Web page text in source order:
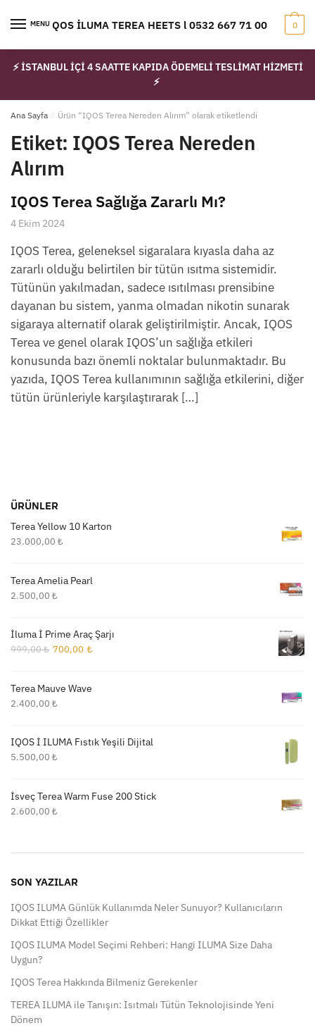
MENUIQOS İLUMA TEREA HEETS l 0532 667 71 00 0
⚡ İSTANBUL İÇİ 4 SAATTE KAPIDA ÖDEMELİ TESLİMAT HİZMETİ
⚡
Ana Sayfa / Ürün “IQOS Terea Nereden Alırım” olarak etiketlendi
Etiket: IQOS Terea Nereden
Alırım
IQOS Terea Sağlığa Zararlı Mı?
4 Ekim 2024
IQOS Terea, geleneksel sigaralara kıyasla daha az
zararlı olduğu belirtilen bir tütün ısıtma sistemidir.
Tütünün yakılmadan, sadece ısıtılması prensibine
dayanan bu sistem, yanma olmadan nikotin sunarak
sigaraya alternatif olarak geliştirilmiştir. Ancak, IQOS
Terea ve genel olarak IQOS’un sağlığa etkileri
konusunda bazı önemli noktalar bulunmaktadır. Bu
yazıda, IQOS Terea kullanımının sağlığa etkilerini, diğer
tütün ürünleriyle karşılaştırarak […]
ÜRÜNLER
Terea Yellow 10 Karton
23.000,00 ₺
Terea Amelia Pearl
2.500,00 ₺
İluma İ Prime Araç Şarjı
999,00₺ Orijinal
700,00 ₺Şu
Terea Mauve Wave
2.400,00 ₺
IQOS İ ILUMA Fıstık Yeşili Dijital
5.500,00 ₺
İsveç Terea Warm Fuse 200 Stick
2.600,00 ₺
SON YAZILAR
IQOS ILUMA Günlük Kullanımda Neler Sunuyor? Kullanıcıların
Dikkat Ettiği Özellikler
IQOS ILUMA Model Seçimi Rehberi: Hangi ILUMA Size Daha
Uygun?
IQOS Terea Hakkında Bilmeniz Gerekenler
TEREA ILUMA ile Tanışın: Isıtmalı Tütün Teknolojisinde Yeni
Dönem